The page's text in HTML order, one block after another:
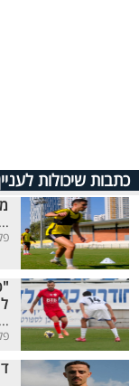
כתבות שיכולות
...
...